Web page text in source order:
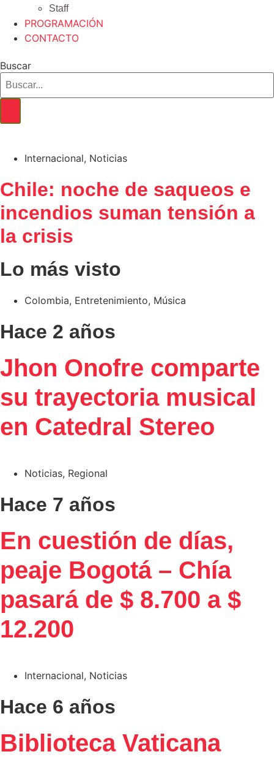
Staff
PROGRAMACIÓN
CONTACTO
Buscar
Internacional, Noticias
Chile: noche de saqueos e
incendios suman tensión a
la crisis
Lo más visto
Colombia, Entretenimiento, Música
Hace 2 años
Jhon Onofre comparte
su trayectoria musical
en Catedral Stereo
Noticias, Regional
Hace 7 años
En cuestión de días,
peaje Bogotá – Chía
pasará de $ 8.700 a $
12.200
Internacional, Noticias
Hace 6 años
Biblioteca Vaticana